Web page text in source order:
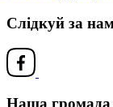
Слідкуй за
Наша громада